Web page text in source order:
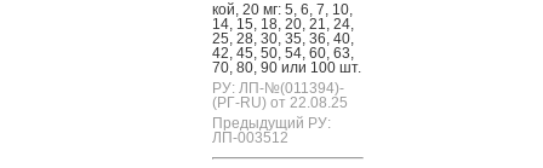
кой, 20 мг: 5, 6, 7, 10,
14, 15, 18, 20, 21, 24,
25, 28, 30, 35, 36, 40,
42, 45, 50, 54, 60, 63,
70, 80, 90 или 100 шт.
РУ: ЛП-№(011394)-
(РГ-RU) от 22.08.25
Предыдущий РУ:
ЛП-003512